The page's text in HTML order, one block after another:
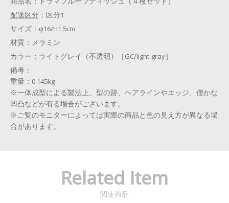
配送区分 ： 区分1
サイズ： φ16/H1.5cm
材質： メラミン
カラー： ライトグレイ（不透明）［GC/light gray］
備考：
重量：0.145kg
※一体成型による製法上、型の跡、ヘアラインやエッジ、僅かな
凹凸などが有る場合がございます。
※ご覧のモニターによっては実際の商品と色の見え方が異なる場
合があります。
Related Item
関連商品